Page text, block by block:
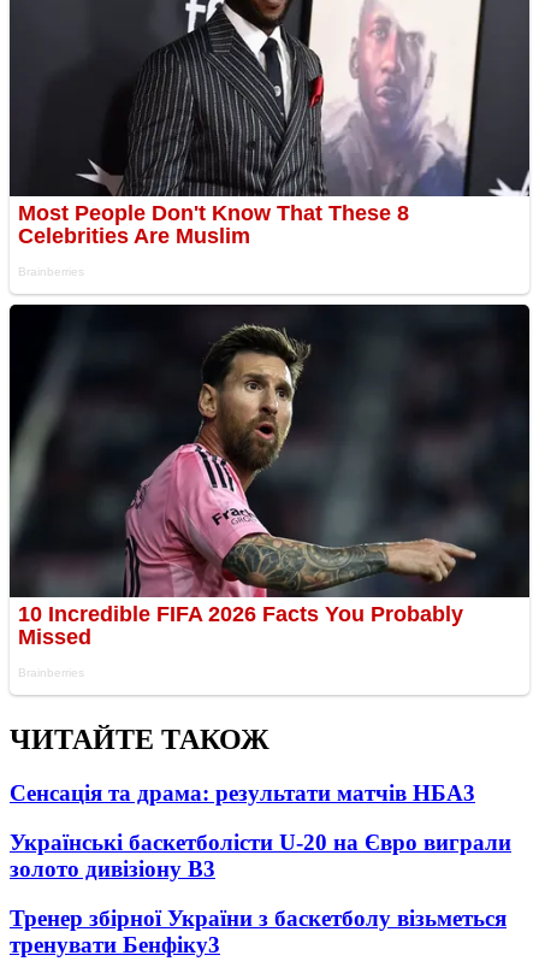
ЧИТАЙТЕ ТАКОЖ
Сенсація та драма: результати матчів НБА3
Українські баскетболісти U-20 на Євро виграли
золото дивізіону В3
Тренер збірної України з баскетболу візьметься
тренувати Бенфіку3